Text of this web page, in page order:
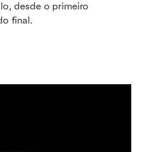
desde o primeiro
final.